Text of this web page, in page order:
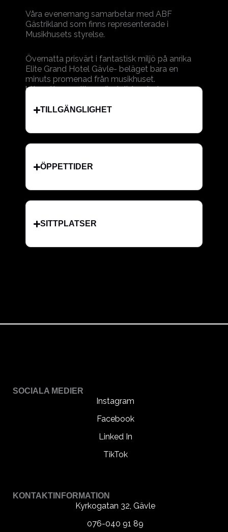
Våra evenemang samarbetar med ABF
Gästrikland som finns representerade i
Musikhusets styrelse.
Övernatta prisvärt i fantastisk miljö på anrika
Elite Grand Hotel Gävle- beläget bara en
minuts promenad från musikhuset.
https://www.elite.se/hotell/gavle/
TILLGÄNGLIGHET
ÖPPETTIDER
SITTPLATSER
SOCIALA MEDIER
Instagram
Facebook
Linked In
TikTok
KONTAKTINFORMATION
Kyrkogatan 32, Gävle
076-040 91 89